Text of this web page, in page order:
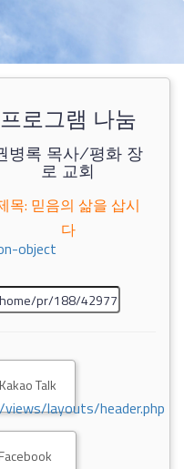
object
layouts/header.php
프로그램 나눔
병록 목사/평화 장
로 교회
목: 믿음의 삶을 삽시
다
Talk